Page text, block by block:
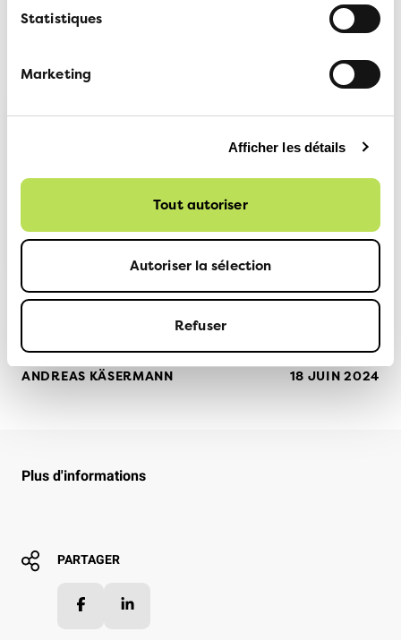
Statistiques
Marketing
Afficher les détails
Tout autoriser
Autoriser la sélection
Refuser
Plus d'informations:
ecotrip-challenge.ch
ANDREAS KÄSERMANN 18 JUIN 2024
Plus d'informations
PARTAGER
Facebook